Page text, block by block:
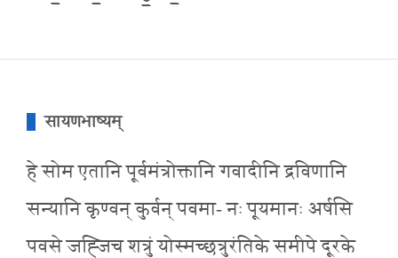
सायणभाष्यम्
हे सोम एतानि पूर्वमंत्रोक्तानि गवादीनि द्रविणानि
सन्यानि कृण्वन् कुर्वन् पवमा- नः पूयमानः अर्षसि
पवसे जह्जिच शत्रुं योस्मच्छत्रुरंतिके समीपे दूरके